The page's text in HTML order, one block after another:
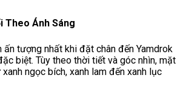
Theo Ánh Sáng
ấn tượng nhất khi đặt chân đến Yamdrok
biệt. Tùy theo thời tiết và góc nhìn, mặt
ngọc bích, xanh lam đến xanh lục